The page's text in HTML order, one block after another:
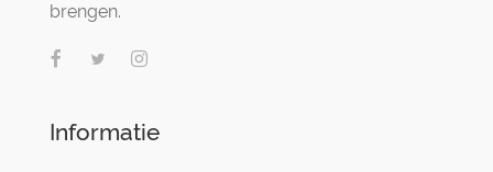
brengen.
Informatie